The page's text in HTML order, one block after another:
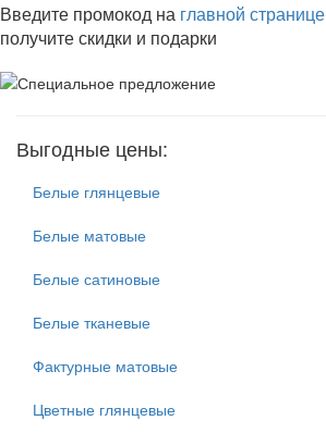
Введите промокод на главной странице
получите скидки и подарки
Выгодные цены:
Белые глянцевые
Белые матовые
Белые сатиновые
Белые тканевые
Фактурные матовые
Цветные глянцевые